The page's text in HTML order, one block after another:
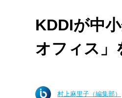
KDDIが中
オフィス」
村上麻里子（編集部）